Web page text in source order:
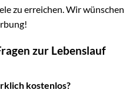
zu erreichen. Wir wünschen
zur Lebenslauf
kostenlos?